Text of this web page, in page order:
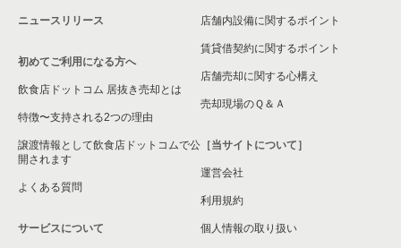
ニュースリリース
初めてご利用になる方へ
飲食店ドットコム 居抜き売却とは
特徴〜支持される2つの理由
譲渡情報として飲食店ドットコムで公
開されます
よくある質問
サービスについて
店舗内設備に関するポイント
賃貸借契約に関するポイント
店舗売却に関する心構え
売却現場のＱ＆Ａ
［当サイトについて］
運営会社
利用規約
個人情報の取り扱い